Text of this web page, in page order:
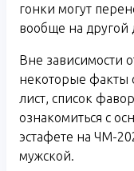
гонки могут
вообще на другой
Вне зависимости
некоторые факты
лист, список
ознакомиться с
эстафете на ЧМ-
мужской.